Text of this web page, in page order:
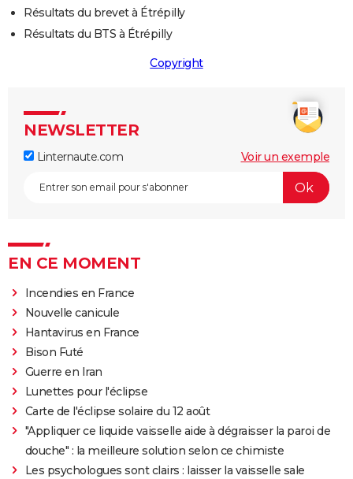
Résultats du brevet à Étrépilly
Résultats du BTS à Étrépilly
Copyright
NEWSLETTER
Linternaute.com Voir un exemple
EN CE MOMENT
Incendies en France
Nouvelle canicule
Hantavirus en France
Bison Futé
Guerre en Iran
Lunettes pour l'éclipse
Carte de l'éclipse solaire du 12 août
"Appliquer ce liquide vaisselle aide à dégraisser la paroi de
douche" : la meilleure solution selon ce chimiste
Les psychologues sont clairs : laisser la vaisselle sale